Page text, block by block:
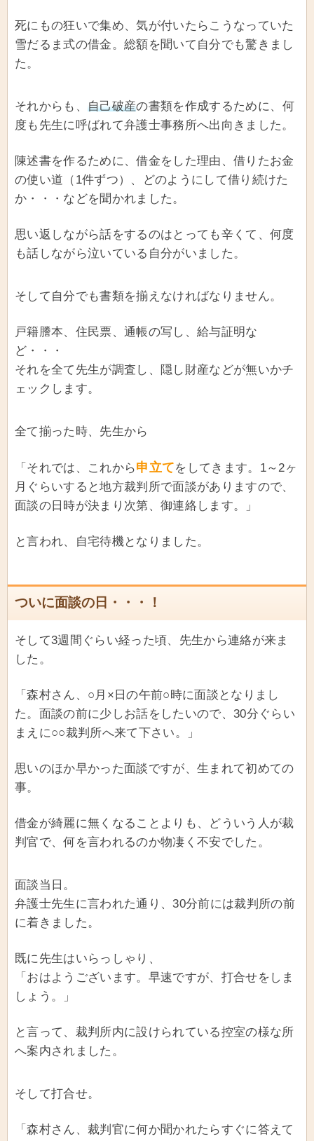
死にもの狂いで集め、気が付いたらこうなっていた
雪だるま式の借金。総額を聞いて自分でも驚きまし
た。
それからも、自己破産の書類を作成するために、何
度も先生に呼ばれて弁護士事務所へ出向きました。
陳述書を作るために、借金をした理由、借りたお金
の使い道（1件ずつ）、どのようにして借り続けた
か・・・などを聞かれました。
思い返しながら話をするのはとっても辛くて、何度
も話しながら泣いている自分がいました。
そして自分でも書類を揃えなければなりません。
戸籍謄本、住民票、通帳の写し、給与証明な
ど・・・
それを全て先生が調査し、隠し財産などが無いかチ
ェックします。
全て揃った時、先生から
「それでは、これから申立てをしてきます。1～2ヶ
月ぐらいすると地方裁判所で面談がありますので、
面談の日時が決まり次第、御連絡します。」
と言われ、自宅待機となりました。
ついに面談の日・・・！
そして3週間ぐらい経った頃、先生から連絡が来ま
した。
「森村さん、○月×日の午前○時に面談となりまし
た。面談の前に少しお話をしたいので、30分ぐらい
まえに○○裁判所へ来て下さい。」
思いのほか早かった面談ですが、生まれて初めての
事。
借金が綺麗に無くなることよりも、どういう人が裁
判官で、何を言われるのか物凄く不安でした。
面談当日。
弁護士先生に言われた通り、30分前には裁判所の前
に着きました。
既に先生はいらっしゃり、
「おはようございます。早速ですが、打合せをしま
しょう。」
と言って、裁判所内に設けられている控室の様な所
へ案内されました。
そして打合せ。
「森村さん、裁判官に何か聞かれたらすぐに答えて